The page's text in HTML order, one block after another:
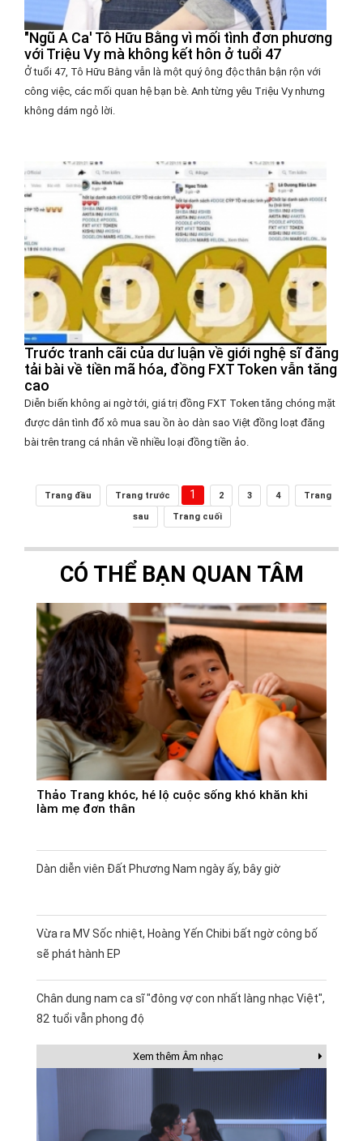
"Ngũ A Ca' Tô Hữu Bằng vì mối tình đơn phương
với Triệu Vy mà không kết hôn ở tuổi 47
Ở tuổi 47, Tô Hữu Bằng vẫn là một quý ông độc thân bận rộn với
công việc, các mối quan hệ bạn bè. Anh từng yêu Triệu Vy nhưng
không dám ngỏ lời.
Trước tranh cãi của dư luận về giới nghệ sĩ đăng
tải bài về tiền mã hóa, đồng FXT Token vẫn tăng
cao
Diễn biến không ai ngờ tới, giá trị đồng FXT Token tăng chóng mặt
được dân tình đổ xô mua sau ồn ào dàn sao Việt đồng loạt đăng
bài trên trang cá nhân về nhiều loại đồng tiền ảo.
Trang đầu Trang trước 1 2 3 4
Trang
sau
Trang cuối
CÓ THỂ BẠN QUAN TÂM
Thảo Trang khóc, hé lộ cuộc sống khó khăn khi
làm mẹ đơn thân
Dàn diễn viên Đất Phương Nam ngày ấy, bây giờ
Vừa ra MV Sốc nhiệt, Hoàng Yến Chibi bất ngờ công bố
sẽ phát hành EP
Chân dung nam ca sĩ "đông vợ con nhất làng nhạc Việt",
82 tuổi vẫn phong độ
Xem thêm Âm nhạc